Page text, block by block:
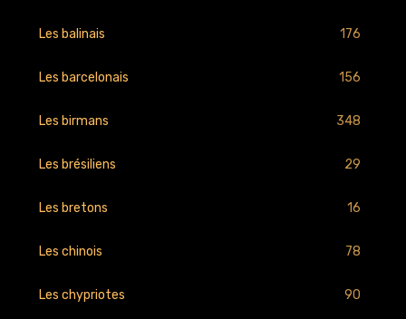
Les balinais 176
Les barcelonais 156
Les birmans 348
Les brésiliens 29
Les bretons 16
Les chinois 78
Les chypriotes 90